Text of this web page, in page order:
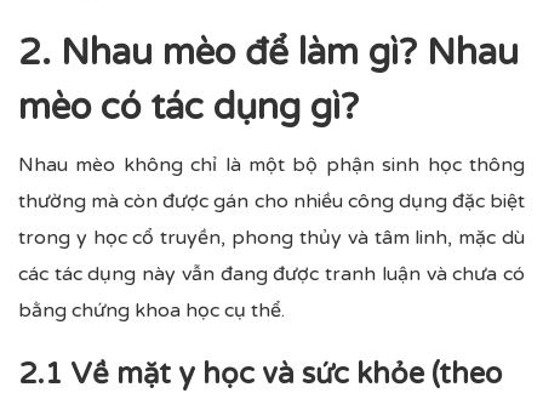
2. Nhau mèo để làm gì? Nhau
mèo có tác dụng gì?
Nhau mèo không chỉ là một bộ phận sinh học thông
thường mà còn được gán cho nhiều công dụng đặc biệt
trong y học cổ truyền, phong thủy và tâm linh, mặc dù
các tác dụng này vẫn đang được tranh luận và chưa có
bằng chứng khoa học cụ thể.
2.1 Về mặt y học và sức khỏe (theo